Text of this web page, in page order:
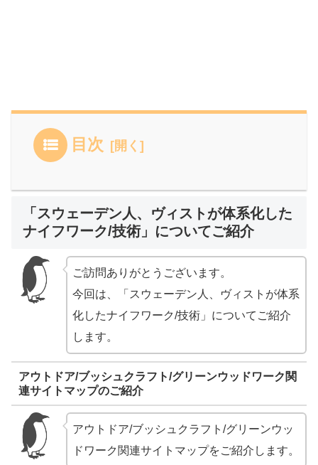
目次
「スウェーデン人、ヴィストが体系化した
ナイフワーク/技術」についてご紹介
ご訪問ありがとうございます。
今回は、「スウェーデン人、ヴィストが体系
化したナイフワーク/技術」についてご紹介
します。
アウトドア/ブッシュクラフト/グリーンウッドワーク関
連サイトマップのご紹介
アウトドア/ブッシュクラフト/グリーンウッ
ドワーク関連サイトマップをご紹介します。